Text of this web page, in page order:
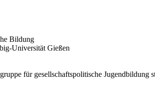
Bildung
Universität Gießen
für gesellschaftspolitische